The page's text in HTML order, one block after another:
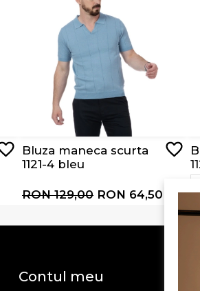
Bluza maneca scurta
1121-4 bleu
RON 129,00 RON 64,50
Contul meu